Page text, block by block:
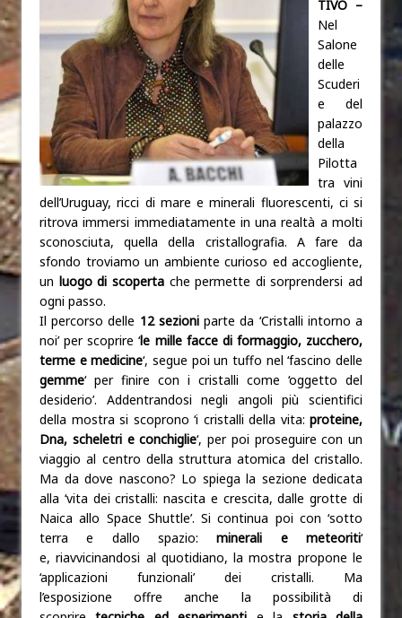
TIVO –
Nel
Salone
delle
Scuderi
e del
palazzo
della
Pilotta
tra vini
dell’Uruguay, ricci di mare e minerali fluorescenti, ci si
ritrova immersi immediatamente in una realtà a molti
sconosciuta, quella della cristallografia. A fare da
sfondo troviamo un ambiente curioso ed accogliente,
un luogo di scopertache permette di sorprendersi ad
ogni passo.
Il percorso delle 12 sezioniparte da ‘Cristalli intorno a
noi’ per scoprire ‘le mille facce di formaggio, zucchero,
terme e medicine‘, segue poi un tuffo nel ‘fascino delle
gemme‘ per finire con i cristalli come ‘oggetto del
desiderio’. Addentrandosi negli angoli più scientifici
della mostra si scoprono ‘i cristalli della vita: proteine,
Dna, scheletri e conchiglie‘, per poi proseguire con un
viaggio al centro della struttura atomica del cristallo.
Ma da dove nascono? Lo spiega la sezione dedicata
alla ‘vita dei cristalli: nascita e crescita, dalle grotte di
Naica allo Space Shuttle’. Si continua poi con ‘sotto
terra e dallo spazio:minerali e meteoriti‘
e, riavvicinandosi al quotidiano, la mostra propone le
‘applicazioni funzionali’ dei cristalli. Ma
l’esposizione offre anche la possibilità di